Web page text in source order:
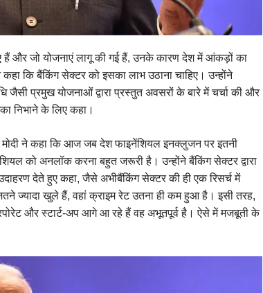
हैं और जो योजनाएं लागू की गई हैं, उनके कारण देश में आंकड़ों का
कि बैंकिंग सेक्टर को इसका लाभ उठाना चाहिए। उन्होंने
जैसी प्रमुख योजनाओं द्वारा प्रस्तुत अवसरों के बारे में चर्चा की और
निभाने के लिए कहा।
मोदी ने कहा कि आज जब देश फाइनेंशियल इनक्लुजन पर इतनी
को अनलॉक करना बहुत जरूरी है। उन्होंने बैंकिंग सेक्टर द्वारा
देते हुए कहा, जैसे अभीबैंकिंग सेक्टर की ही एक रिसर्च में
ज्यादा खुले हैं, वहां क्राइम रेट उतना ही कम हुआ है। इसी तरह,
और स्टार्ट-अप आगे आ रहे हैं वह अभूतपूर्व है। ऐसे में मजबूती के